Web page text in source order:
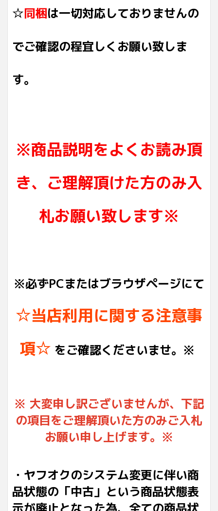
☆同梱は一切対応しておりませんの
でご確認の程宜しくお願い致しま
す。
※商品説明をよくお読み頂
き、ご理解頂けた方のみ入
札お願い致します※
※必ずPCまたはブラウザページにて
☆当店利用に関する注意事
項☆ をご確認くださいませ。※
※ 大変申し訳ございませんが、下記
の項目をご理解頂いた方のみご入札
お願い申し上げます。※
・ヤフオクのシステム変更に伴い商
品状態の「中古」という商品状態表